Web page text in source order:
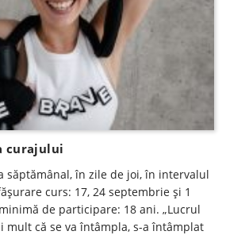
curajului
săptămânal, în zile de joi, în intervalul
curs: 17, 24 septembrie și 1
de participare: 18 ani. „Lucrul
mult că se va întâmpla, s-a întâmplat